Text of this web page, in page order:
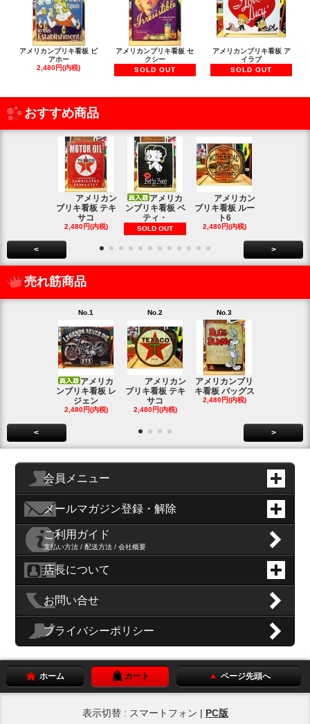
アメリカンブリキ看板 ビ
アホー
2,480円(内税)
アメリカンブリキ看板 セ
クシー
SOLD OUT
アメリカンブリキ看板 ア
イラブ
SOLD OUT
おすすめ商品
アメリカン
ブリキ看板 テキ
サコ
2,480円(内税)
アメリカ
ンブリキ看板 ベ
ティ・
SOLD OUT
アメリカン
ブリキ看板 ルー
ト6
2,480円(内税)
< >
売れ筋商品
No.1
アメリカ
ンブリキ看板 レ
ジェン
2,480円(内税)
No.2
アメリカン
ブリキ看板 テキ
サコ
2,480円(内税)
No.3
アメリカンブリ
キ看板 バッグス
2,480円(内税)
< >
会員メニュー
メールマガジン登録・解除
ご利用ガイド
支払い方法 / 配送方法 / 会社概要
店長について
お問い合せ
プライバシーポリシー
ホーム カート ページ先頭へ
表示切替 : スマートフォン | PC版